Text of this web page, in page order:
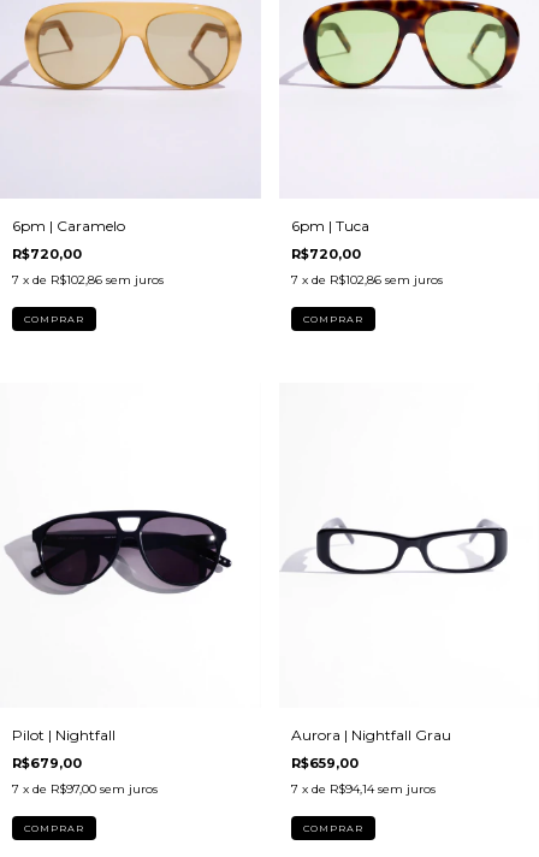
6pm | Caramelo
R$720,00
7 x de R$102,86 sem juros
6pm | Tuca
R$720,00
7 x de R$102,86 sem juros
Pilot | Nightfall
R$679,00
7 x de R$97,00 sem juros
Aurora | Nightfall Grau
R$659,00
7 x de R$94,14 sem juros
COMPRAR